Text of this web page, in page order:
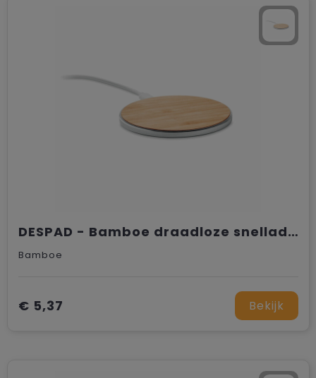
DESPAD - Bamboe draadloze snellader
Bamboe
€ 5,37 Bekijk